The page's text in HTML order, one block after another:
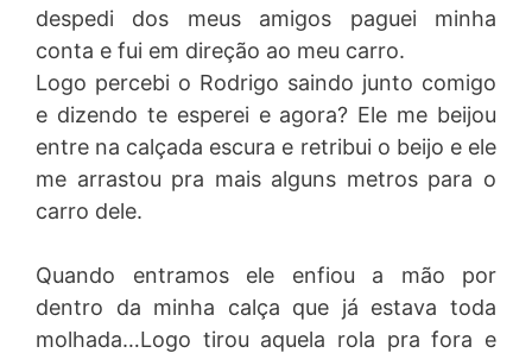
despedi dos meus amigos paguei minha
conta e fui em direção ao meu carro.
Logo percebi o Rodrigo saindo junto comigo
e dizendo te esperei e agora? Ele me beijou
entre na calçada escura e retribui o beijo e ele
me arrastou pra mais alguns metros para o
carro dele.
Quando entramos ele enfiou a mão por
dentro da minha calça que já estava toda
molhada…Logo tirou aquela rola pra fora e